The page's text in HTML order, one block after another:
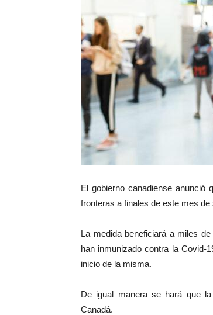
El gobierno canadiense anunció
fronteras a finales de este mes de
La medida beneficiará a miles
han inmunizado contra la Covid-
inicio de la misma.
De igual manera se hará que
Canadá.